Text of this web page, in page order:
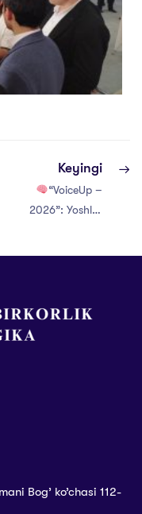
Keyingi
“VoiceUp –
2026”: Yoshlar
maydoni
Bog’ ko’chasi 112-